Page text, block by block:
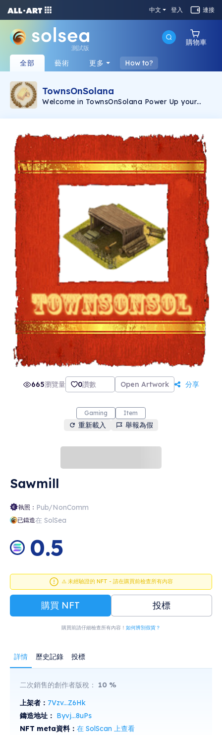
中文 登入 連接
測試版
購物車
全部 藝術 更多 How to?
TownsOnSolana
Welcome in TownsOnSolana Power Up your
NFT will boost and speed up your in-game
665瀏覽量 0讚數 Open Artwork 分享
Gaming Item
重新載入 舉報為假
Sawmill
執照： Pub/NonComm
已鑄造在 SolSea
0.5
⚠️ 未經驗證的 NFT - 請在購買前檢查所有內容
購買 NFT 投標
購買前請仔細檢查所有內容！ 如何辨別假貨？
詳情 歷史記錄 投標
二次銷售的創作者版稅： 10 %
上架者： 7Vzv...Z6Hk
鑄造地址： Byvj...8uPs
NFT meta資料： 在 SolScan 上查看